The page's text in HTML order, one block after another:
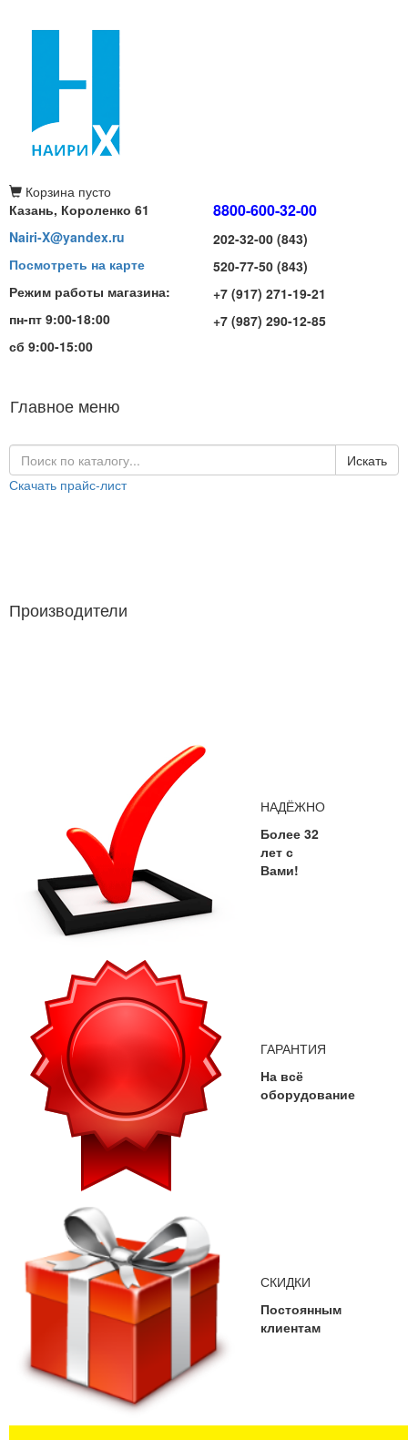
Корзина пусто
Казань, Короленко 61
Nairi-X@yandex.ru
Посмотреть на карте
Режим работы магазина:
пн-пт 9:00-18:00
сб 9:00-15:00
8800-600-32-00
202-32-00 (843)
520-77-50 (843)
+7 (917) 271-19-21
+7 (987) 290-12-85
Главное меню
Искать
Скачать прайс-лист
Производители
НАДЁЖНО
Более 32
лет с
Вами!
ГАРАНТИЯ
На всё
оборудование
СКИДКИ
Постоянным
клиентам